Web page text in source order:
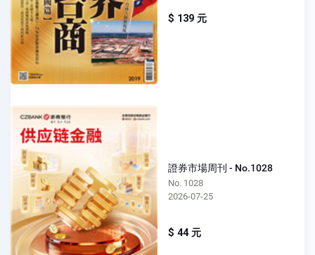
$ 139 元
證券市場周刊 - No.1028
No. 1028
2026-07-25
$ 44 元